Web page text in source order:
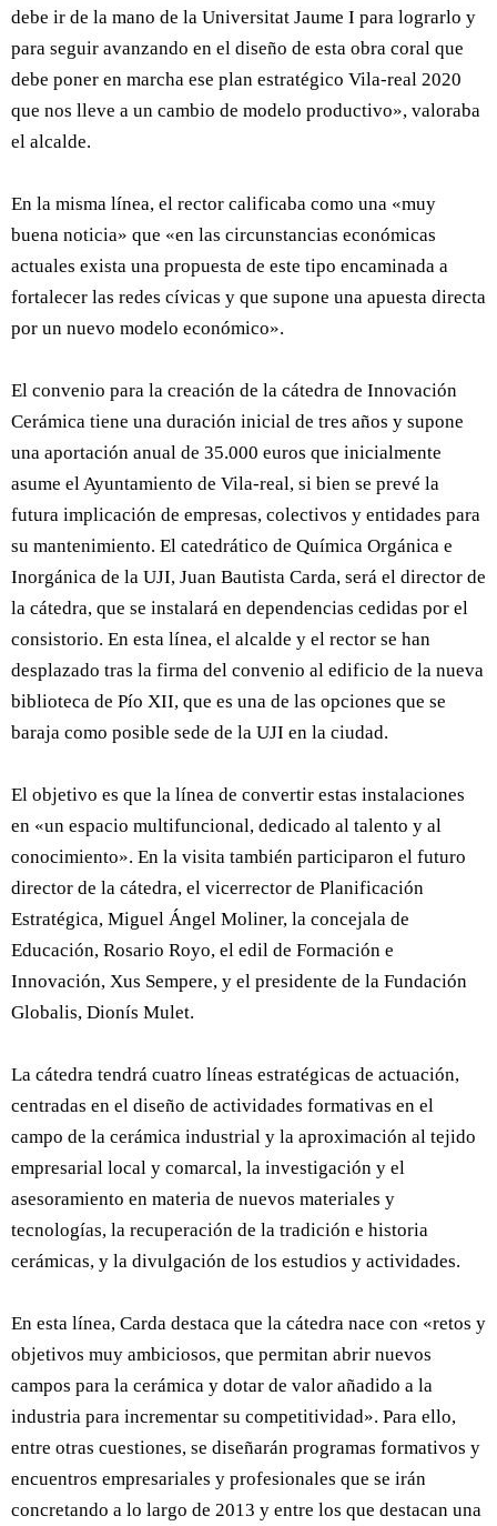
debe ir de la mano de la Universitat Jaume I para lograrlo y
para seguir avanzando en el diseño de esta obra coral que
debe poner en marcha ese plan estratégico Vila-real 2020
que nos lleve a un cambio de modelo productivo», valoraba
el alcalde.
En la misma línea, el rector calificaba como una «muy
buena noticia» que «en las circunstancias económicas
actuales exista una propuesta de este tipo encaminada a
fortalecer las redes cívicas y que supone una apuesta directa
por un nuevo modelo económico».
El convenio para la creación de la cátedra de Innovación
Cerámica tiene una duración inicial de tres años y supone
una aportación anual de 35.000 euros que inicialmente
asume el Ayuntamiento de Vila-real, si bien se prevé la
futura implicación de empresas, colectivos y entidades para
su mantenimiento. El catedrático de Química Orgánica e
Inorgánica de la UJI, Juan Bautista Carda, será el director de
la cátedra, que se instalará en dependencias cedidas por el
consistorio. En esta línea, el alcalde y el rector se han
desplazado tras la firma del convenio al edificio de la nueva
biblioteca de Pío XII, que es una de las opciones que se
baraja como posible sede de la UJI en la ciudad.
El objetivo es que la línea de convertir estas instalaciones
en «un espacio multifuncional, dedicado al talento y al
conocimiento». En la visita también participaron el futuro
director de la cátedra, el vicerrector de Planificación
Estratégica, Miguel Ángel Moliner, la concejala de
Educación, Rosario Royo, el edil de Formación e
Innovación, Xus Sempere, y el presidente de la Fundación
Globalis, Dionís Mulet.
La cátedra tendrá cuatro líneas estratégicas de actuación,
centradas en el diseño de actividades formativas en el
campo de la cerámica industrial y la aproximación al tejido
empresarial local y comarcal, la investigación y el
asesoramiento en materia de nuevos materiales y
tecnologías, la recuperación de la tradición e historia
cerámicas, y la divulgación de los estudios y actividades.
En esta línea, Carda destaca que la cátedra nace con «retos y
objetivos muy ambiciosos, que permitan abrir nuevos
campos para la cerámica y dotar de valor añadido a la
industria para incrementar su competitividad». Para ello,
entre otras cuestiones, se diseñarán programas formativos y
encuentros empresariales y profesionales que se irán
concretando a lo largo de 2013 y entre los que destacan una